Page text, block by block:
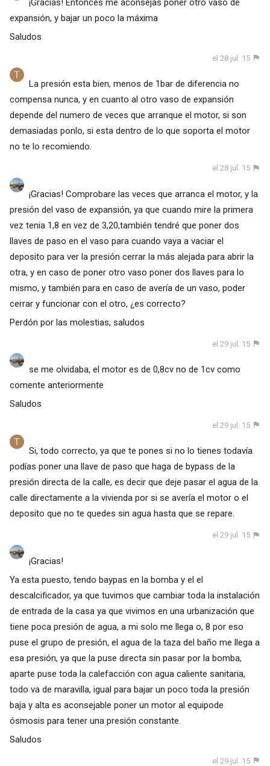
¡Gracias! Entonces me aconsejas poner otro vaso de
expansión, y bajar un poco la máxima
Saludos
el 28 jul. 15
La presión esta bien, menos de 1bar de diferencia no
compensa nunca, y en cuanto al otro vaso de expansión
depende del numero de veces que arranque el motor, si son
demasiadas ponlo, si esta dentro de lo que soporta el motor
no te lo recomiendo.
el 28 jul. 15
¡Gracias! Comprobare las veces que arranca el motor, y la
presión del vaso de expansión, ya que cuando mire la primera
vez tenia 1,8 en vez de 3,20,también tendré que poner dos
llaves de paso en el vaso para cuando vaya a vaciar el
deposito para ver la presión cerrar la más alejada para abrir la
otra, y en caso de poner otro vaso poner dos llaves para lo
mismo, y también para en caso de avería de un vaso, poder
cerrar y funcionar con el otro, ¿es correcto?
Perdón por las molestias, saludos
el 29 jul. 15
se me olvidaba, el motor es de 0,8cv no de 1cv como
comente anteriormente
Saludos
el 29 jul. 15
Si, todo correcto, ya que te pones si no lo tienes todavía
podías poner una llave de paso que haga de bypass de la
presión directa de la calle, es decir que deje pasar el agua de la
calle directamente a la vivienda por si se avería el motor o el
deposito que no te quedes sin agua hasta que se repare.
el 29 jul. 15
¡Gracias!
Ya esta puesto, tendo baypas en la bomba y el el
descalcificador, ya que tuvimos que cambiar toda la instalación
de entrada de la casa ya que vivimos en una urbanización que
tiene poca presión de agua, a mi solo me llega o, 8 por eso
puse el grupo de presión, el agua de la taza del baño me llega a
esa presión, ya que la puse directa sin pasar por la bomba,
aparte puse toda la calefacción con agua caliente sanitaria,
todo va de maravilla, igual para bajar un poco toda la presión
baja y alta es aconsejable poner un motor al equipode
ósmosis para tener una presión constante.
Saludos
el 29 jul. 15